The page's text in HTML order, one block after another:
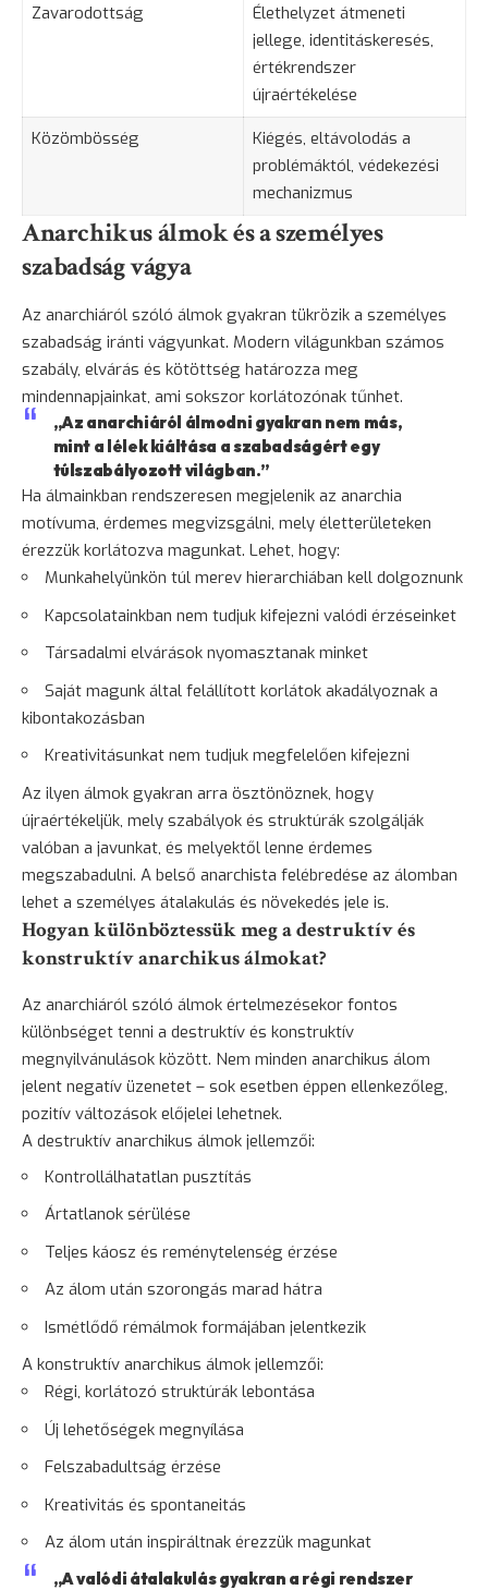
Zavarodottság
Élethelyzet átmeneti
jellege, identitáskeresés,
értékrendszer
újraértékelése
Közömbösség
Kiégés, eltávolodás a
problémáktól, védekezési
mechanizmus
Anarchikus álmok és a személyes
szabadság vágya
Az anarchiáról szóló álmok gyakran tükrözik a személyes
szabadság iránti vágyunkat. Modern világunkban számos
szabály, elvárás és kötöttség határozza meg
mindennapjainkat, ami sokszor korlátozónak tűnhet.
„Az anarchiáról álmodni gyakran nem más,
mint a lélek kiáltása a szabadságért egy
túlszabályozott világban.”
Ha álmainkban rendszeresen megjelenik az anarchia
motívuma, érdemes megvizsgálni, mely életterületeken
érezzük korlátozva magunkat. Lehet, hogy:
Munkahelyünkön túl merev hierarchiában kell dolgoznunk
Kapcsolatainkban nem tudjuk kifejezni valódi érzéseinket
Társadalmi elvárások nyomasztanak minket
Saját magunk által felállított korlátok akadályoznak a
kibontakozásban
Kreativitásunkat nem tudjuk megfelelően kifejezni
Az ilyen álmok gyakran arra ösztönöznek, hogy
újraértékeljük, mely szabályok és struktúrák szolgálják
valóban a javunkat, és melyektől lenne érdemes
megszabadulni. A belső anarchista felébredése az álomban
lehet a személyes átalakulás és növekedés jele is.
Hogyan különböztessük meg a destruktív és
konstruktív anarchikus álmokat?
Az anarchiáról szóló álmok értelmezésekor fontos
különbséget tenni a destruktív és konstruktív
megnyilvánulások között. Nem minden anarchikus álom
jelent negatív üzenetet – sok esetben éppen ellenkezőleg,
pozitív változások előjelei lehetnek.
A destruktív anarchikus álmok jellemzői:
Kontrollálhatatlan pusztítás
Ártatlanok sérülése
Teljes káosz és reménytelenség érzése
Az álom után szorongás marad hátra
Ismétlődő rémálmok formájában jelentkezik
A konstruktív anarchikus álmok jellemzői:
Régi, korlátozó struktúrák lebontása
Új lehetőségek megnyílása
Felszabadultság érzése
Kreativitás és spontaneitás
Az álom után inspiráltnak érezzük magunkat
„A valódi átalakulás gyakran a régi rendszer